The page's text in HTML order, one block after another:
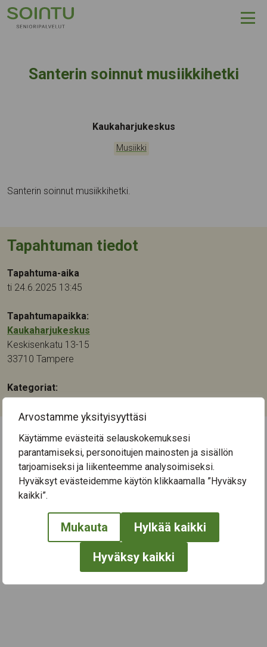
Arvostamme yksityisyyttäsi
Käytämme evästeitä selauskokemuksesi
parantamiseksi, personoitujen mainosten ja sisällön
tarjoamiseksi ja liikenteemme analysoimiseksi.
Hyväksyt evästeidemme käytön klikkaamalla ”Hyväksy
kaikki”.
Mukauta Hylkää kaikki
Hyväksy kaikki
Hyppää sisältöön
Santerin soinnut musiikkihetki
Tapahtumapaikka:
Kaukaharjukeskus
Kategoriat:
Musiikki
Santerin soinnut musiikkihetki.
Tapahtuman tiedot
Tapahtuma-aika
ti 24.6.2025 13:45
Tapahtumapaikka:
Kaukaharjukeskus
Keskisenkatu 13-15
33710 Tampere
Kategoriat:
← Näytä kaikki tapahtumat